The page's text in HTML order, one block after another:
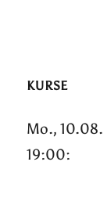
KURSE
Mo., 10.08.
19:00: